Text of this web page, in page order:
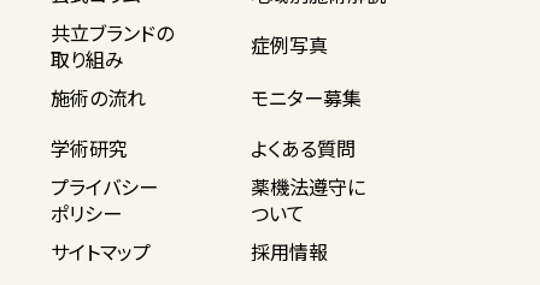
共立ブランドの
取り組み
症例写真
施術の流れ
モニター募集
学術研究
よくある質問
プライバシー
ポリシー
薬機法遵守に
ついて
サイトマップ
採用情報